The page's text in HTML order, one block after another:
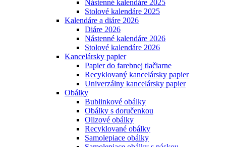
Nástenné kalendáre 2025
Stolové kalendáre 2025
Kalendáre a diáre 2026
Diáre 2026
Nástenné kalendáre 2026
Stolové kalendáre 2026
Kancelársky papier
Papier do farebnej tlačiarne
Recyklovaný kancelársky papier
Univerzálny kancelársky papier
Obálky
Bublinkové obálky
Obálky s doručenkou
Olizové obálky
Recyklované obálky
Samolepiace obálky